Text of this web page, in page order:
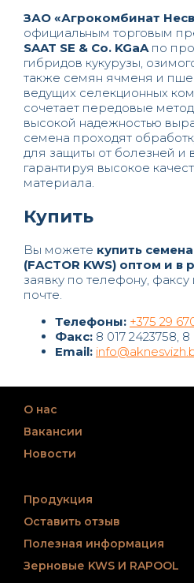
ЗАО «Агрокомбинат
официальным торговым
SAAT SE & Co. KGaAпо
гибридов кукурузы,
также семян ячменя и
ведущих селекционных
сочетает передовые
высокой надежностью
семена проходят
для защиты от болезней и
гарантируя высокое
материала.
Купить
Вы можете купить
(FACTOR KWS) оптом и в
заявку по телефону,
почте.
Телефоны: +375 29
Факс: 8 017 2423758, 8
Email:
О нас
Вакансии
Новости
Продукция
Оставить отзыв
Полезная информация
Зерновые KWS И RAPOOL